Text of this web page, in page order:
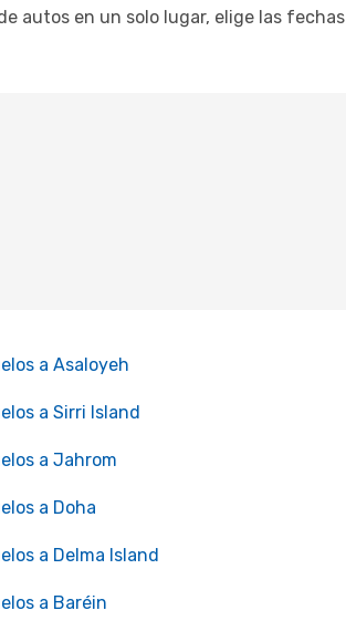
autos en un solo lugar, elige las fechas
a Asaloyeh
a Sirri Island
a Jahrom
a Doha
a Delma Island
a Baréin